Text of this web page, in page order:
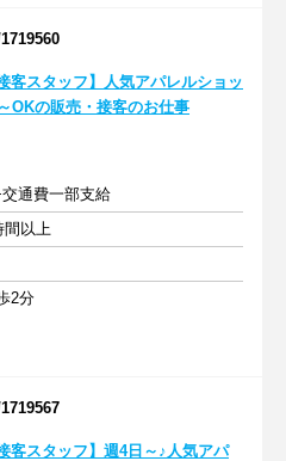
客スタッフ】人気アパレルショッ
OKの販売・接客のお仕事
通費一部支給
間以上
2分
客スタッフ】週4日～♪人気アパ